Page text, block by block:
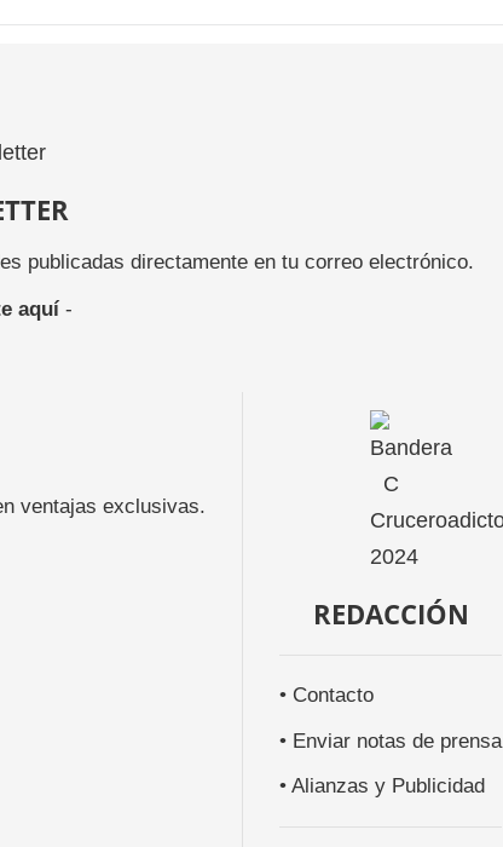
publicadas directamente en tu correo electrónico.
aquí -
ventajas exclusivas.
REDACCIÓN
• Contacto
• Enviar notas de prensa
• Alianzas y Publicidad